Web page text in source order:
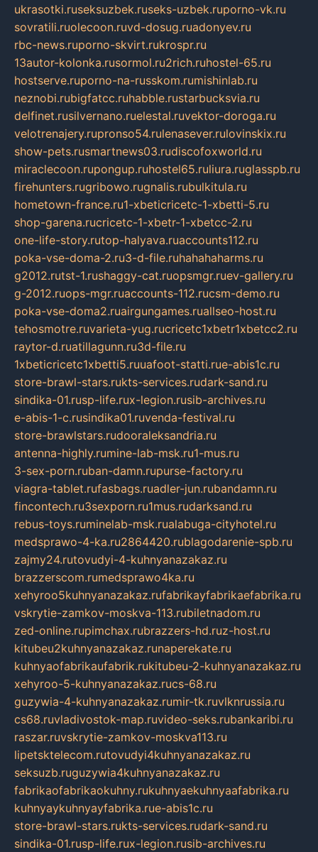
ukrasotki.ruseksuzbek.ruseks-uzbek.ruporno-vk.ru
sovratili.ruolecoon.ruvd-dosug.ruadonyev.ru
rbc-news.ruporno-skvirt.rukrospr.ru
13autor-kolonka.rusormol.ru2rich.ruhostel-65.ru
hostserve.ruporno-na-russkom.rumishinlab.ru
neznobi.rubigfatcc.ruhabble.rustarbucksvia.ru
delfinet.rusilvernano.ruelestal.ruvektor-doroga.ru
velotrenajery.rupronso54.rulenasever.rulovinskix.ru
show-pets.rusmartnews03.rudiscofoxworld.ru
miraclecoon.rupongup.ruhostel65.ruliura.ruglasspb.ru
firehunters.rugribowo.rugnalis.rubulkitula.ru
hometown-france.ru1-xbeticricetc-1-xbetti-5.ru
shop-garena.rucricetc-1-xbetr-1-xbetcc-2.ru
one-life-story.rutop-halyava.ruaccounts112.ru
poka-vse-doma-2.ru3-d-file.ruhahahaharms.ru
g2012.rutst-1.rushaggy-cat.ruopsmgr.ruev-gallery.ru
g-2012.ruops-mgr.ruaccounts-112.rucsm-demo.ru
poka-vse-doma2.ruairgungames.ruallseo-host.ru
tehosmotre.ruvarieta-yug.rucricetc1xbetr1xbetcc2.ru
raytor-d.ruatillagunn.ru3d-file.ru
1xbeticricetc1xbetti5.ruuafoot-statti.rue-abis1c.ru
store-brawl-stars.rukts-services.rudark-sand.ru
sindika-01.rusp-life.rux-legion.rusib-archives.ru
e-abis-1-c.rusindika01.ruvenda-festival.ru
store-brawlstars.rudooraleksandria.ru
antenna-highly.rumine-lab-msk.ru1-mus.ru
3-sex-porn.ruban-damn.rupurse-factory.ru
viagra-tablet.rufasbags.ruadler-jun.rubandamn.ru
fincontech.ru3sexporn.ru1mus.rudarksand.ru
rebus-toys.ruminelab-msk.rualabuga-cityhotel.ru
medsprawo-4-ka.ru2864420.rublagodarenie-spb.ru
zajmy24.rutovudyi-4-kuhnyanazakaz.ru
brazzerscom.rumedsprawo4ka.ru
xehyroo5kuhnyanazakaz.rufabrikayfabrikaefabrika.ru
vskrytie-zamkov-moskva-113.rubiletnadom.ru
zed-online.rupimchax.rubrazzers-hd.ruz-host.ru
kitubeu2kuhnyanazakaz.runaperekate.ru
kuhnyaofabrikaufabrik.rukitubeu-2-kuhnyanazakaz.ru
xehyroo-5-kuhnyanazakaz.rucs-68.ru
guzywia-4-kuhnyanazakaz.rumir-tk.ruvlknrussia.ru
cs68.ruvladivostok-map.ruvideo-seks.rubankaribi.ru
raszar.ruvskrytie-zamkov-moskva113.ru
lipetsktelecom.rutovudyi4kuhnyanazakaz.ru
seksuzb.ruguzywia4kuhnyanazakaz.ru
fabrikaofabrikaokuhny.rukuhnyaekuhnyaafabrika.ru
kuhnyaykuhnyayfabrika.rue-abis1c.ru
store-brawl-stars.rukts-services.rudark-sand.ru
sindika-01.rusp-life.rux-legion.rusib-archives.ru